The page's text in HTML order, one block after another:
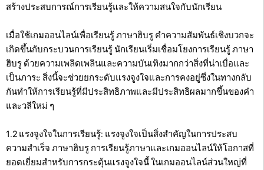
สร้างประสบการณ์การเรียนรู้และให้ความสนใจกับนักเรียน
เมื่อใช้เกมออนไลน์เพื่อเรียนรู้ ภาษาฮิบรู คำความสัมพันธ์เชิงบวกจะ
เกิดขึ้นกับกระบวนการเรียนรู้ นักเรียนเริ่มเชื่อมโยงการเรียนรู้ ภาษา
ฮิบรู ด้วยความเพลิดเพลินและความบันเทิงมากกว่าสิ่งที่น่าเบื่อและ
เป็นภาระ สิ่งนี้จะช่วยยกระดับแรงจูงใจและการคงอยู่ซึ่งในทางกลับ
กันทำให้การเรียนรู้ที่มีประสิทธิภาพและมีประสิทธิผลมากขึ้นของคำ
และวลีใหม่ ๆ
1.2 แรงจูงใจในการเรียนรู้: แรงจูงใจเป็นสิ่งสำคัญในการประสบ
ความสำเร็จ ภาษาฮิบรู การเรียนรู้ภาษาและเกมออนไลน์ให้โอกาสที่
ยอดเยี่ยมสำหรับการกระตุ้นแรงจูงใจนี้ ในเกมออนไลน์ส่วนใหญ่ที่